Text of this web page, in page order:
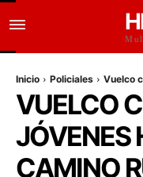
Inicio Policiales Vuelco
VUELCO
JÓVENES
CAMINO